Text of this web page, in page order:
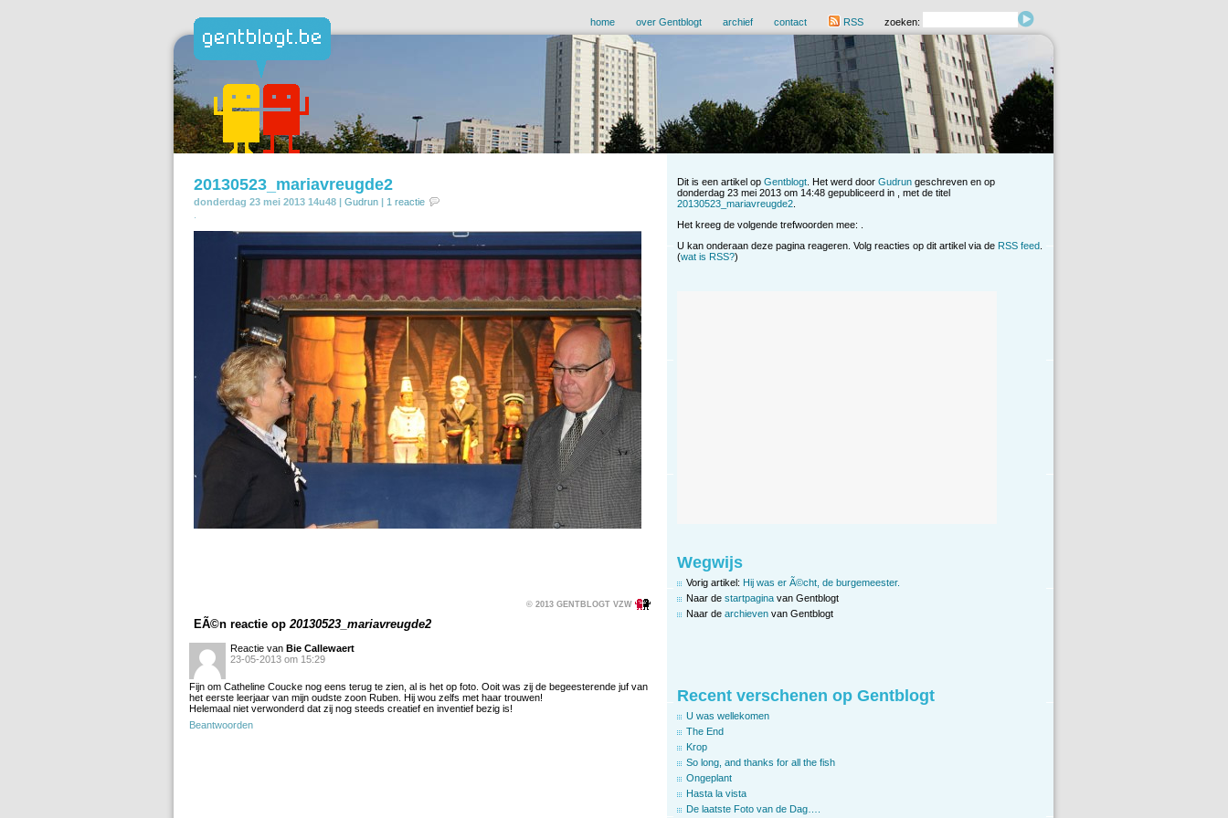
home over Gentblogt archief contact RSS zoeken:
20130523_mariavreugde2
donderdag 23 mei 2013 14u48 | Gudrun | 1 reactie
© 2013 GENTBLOGT VZW
EÃ©n reactie op20130523_mariavreugde2
Reactie van Bie Callewaert
23-05-2013 om 15:29
Fijn om Catheline Coucke nog eens terug te zien, al is het op foto. Ooit was zij de begeesterende juf van
het eerste leerjaar van mijn oudste zoon Ruben. Hij wou zelfs met haar trouwen!
Helemaal niet verwonderd dat zij nog steeds creatief en inventief bezig is!
Beantwoorden
Dit is een artikel op Gentblogt . Het werd door Gudrun geschreven en op
donderdag 23 mei 2013 om 14:48 gepubliceerd in , met de titel
20130523_mariavreugde2
Het kreeg de volgende trefwoorden mee: .
U kan onderaan deze pagina reageren. Volg reacties op dit artikel via de RSS feed.
(wat is RSS?)
Wegwijs
Vorig artikel: Hij was er Ã©cht, de burgemeester.
Naar de startpagina van Gentblogt
Naar de archieven van Gentblogt
Recent verschenen op Gentblogt
U was wellekomen
The End
Krop
So long, and thanks for all the fish
Ongeplant
Hasta la vista
De laatste Foto van de Dag….